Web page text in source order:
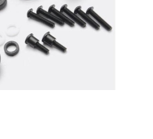
приборы,расходники
для моделей